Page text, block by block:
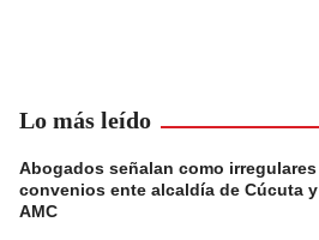
Lo más leído
Abogados señalan como irregulares
convenios ente alcaldía de Cúcuta y
AMC